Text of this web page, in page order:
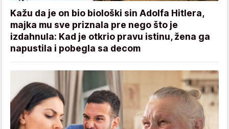
Kažu da je on bio biološki sin Adolfa Hitlera,
majka mu sve priznala pre nego što je
izdahnula: Kad je otkrio pravu istinu, žena ga
napustila i pobegla sa decom